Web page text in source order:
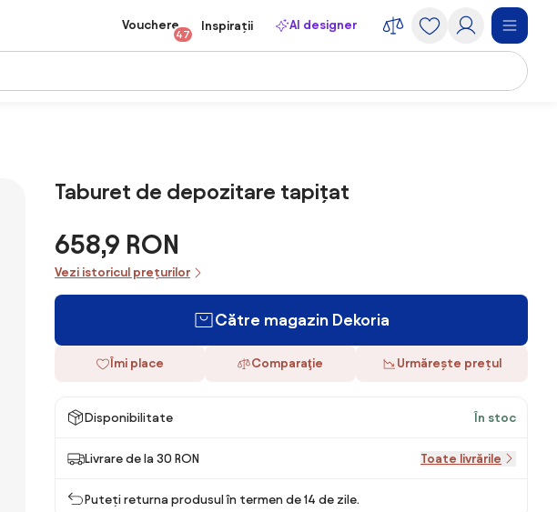
Vouchere
47
Inspirații AI designer
Taburet de depozitare tapițat
658,9 RON
Vezi istoricul prețurilor
Către magazin Dekoria
Îmi place Comparaţie Urmărește prețul
Disponibilitate În stoc
Livrare de la 30 RON Toate livrările
Puteți returna produsul în termen de 14 de zile.